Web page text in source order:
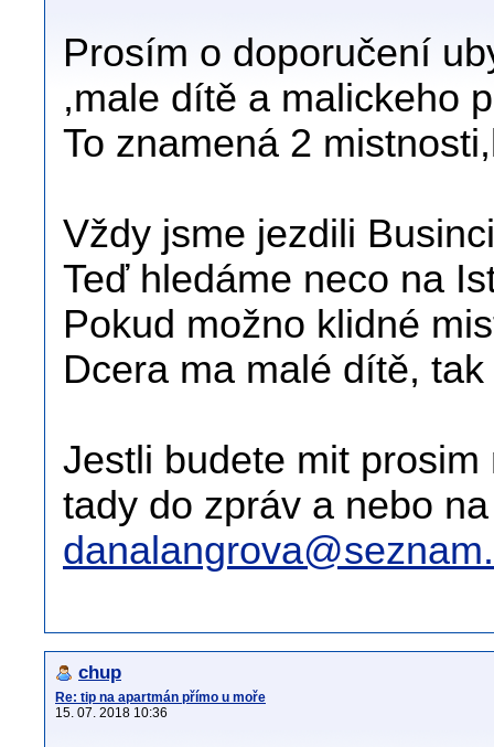
Prosím o doporučení
,male dítě a malickeho
To znamená 2
Vždy jsme jezdili
Teď hledáme neco na
Pokud možno klidné
Dcera ma malé dítě,
Jestli budete mit
tady do zpráv a nebo
chup
Re: tip na apartmán přímo u moře
15. 07. 2018 10:36